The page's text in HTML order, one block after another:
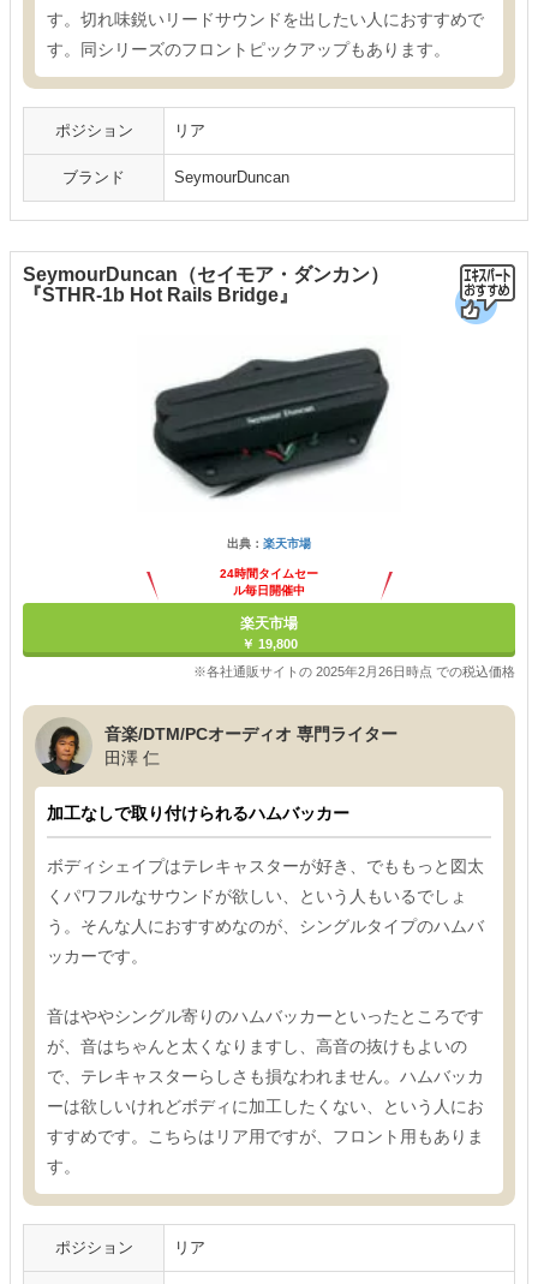
す。切れ味鋭いリードサウンドを出したい人におすすめで
す。同シリーズのフロントピックアップもあります。
ポジション リア
ブランド SeymourDuncan
SeymourDuncan（セイモア・ダンカン）
『STHR-1b Hot Rails Bridge』
出典： 楽天市場
24時間タイムセー
ル毎日開催中
楽天市場
￥ 19,800
※各社通販サイトの 2025年2月26日時点 での税込価格
音楽/DTM/PCオーディオ 専門ライター
田澤 仁
加工なしで取り付けられるハムバッカー
ボディシェイプはテレキャスターが好き、でももっと図太
くパワフルなサウンドが欲しい、という人もいるでしょ
う。そんな人におすすめなのが、シングルタイプのハムバ
ッカーです。
音はややシングル寄りのハムバッカーといったところです
が、音はちゃんと太くなりますし、高音の抜けもよいの
で、テレキャスターらしさも損なわれません。ハムバッカ
ーは欲しいけれどボディに加工したくない、という人にお
すすめです。こちらはリア用ですが、フロント用もありま
す。
ポジション リア